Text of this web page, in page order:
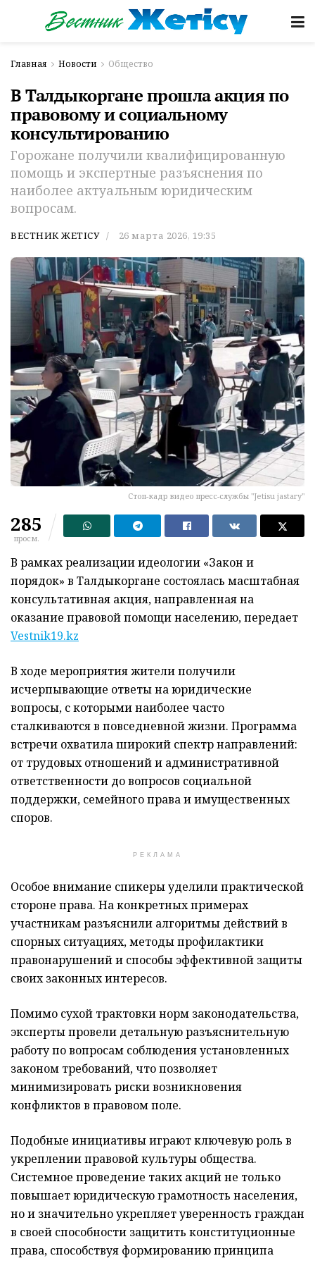
Главная Новости Общество
В Талдыкоргане прошла акция по
правовому и социальному
консультированию
Горожане получили квалифицированную
помощь и экспертные разъяснения по
наиболее актуальным юридическим
вопросам.
ВЕСТНИК ЖЕТІСУ 26 марта 2026, 19:35
Стоп-кадр видео пресс-службы "Jetisu jastary"
285
просм.
В рамках реализации идеологии «Закон и
порядок» в Талдыкоргане состоялась масштабная
консультативная акция, направленная на
оказание правовой помощи населению, передает
Vestnik19.kz
В ходе мероприятия жители получили
исчерпывающие ответы на юридические
вопросы, с которыми наиболее часто
сталкиваются в повседневной жизни. Программа
встречи охватила широкий спектр направлений:
от трудовых отношений и административной
ответственности до вопросов социальной
поддержки, семейного права и имущественных
споров.
РЕКЛАМА
Особое внимание спикеры уделили практической
стороне права. На конкретных примерах
участникам разъяснили алгоритмы действий в
спорных ситуациях, методы профилактики
правонарушений и способы эффективной защиты
своих законных интересов.
Помимо сухой трактовки норм законодательства,
эксперты провели детальную разъяснительную
работу по вопросам соблюдения установленных
законом требований, что позволяет
минимизировать риски возникновения
конфликтов в правовом поле.
Подобные инициативы играют ключевую роль в
укреплении правовой культуры общества.
Системное проведение таких акций не только
повышает юридическую грамотность населения,
но и значительно укрепляет уверенность граждан
в своей способности защитить конституционные
права, способствуя формированию принципа